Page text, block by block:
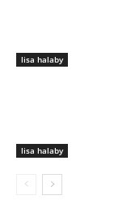
lisa halaby
lisa halaby